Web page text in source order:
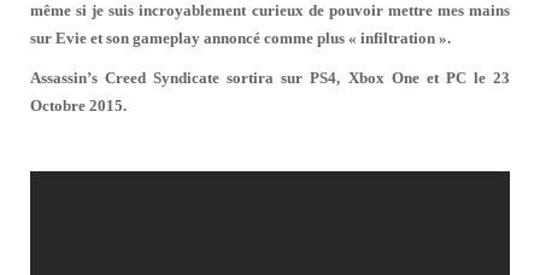
même si je suis incroyablement curieux de pouvoir mettre mes mains
sur Evie et son gameplay annoncé comme plus « infiltration ».
Assassin’s Creed Syndicate sortira sur PS4, Xbox One et PC le 23
Octobre 2015.